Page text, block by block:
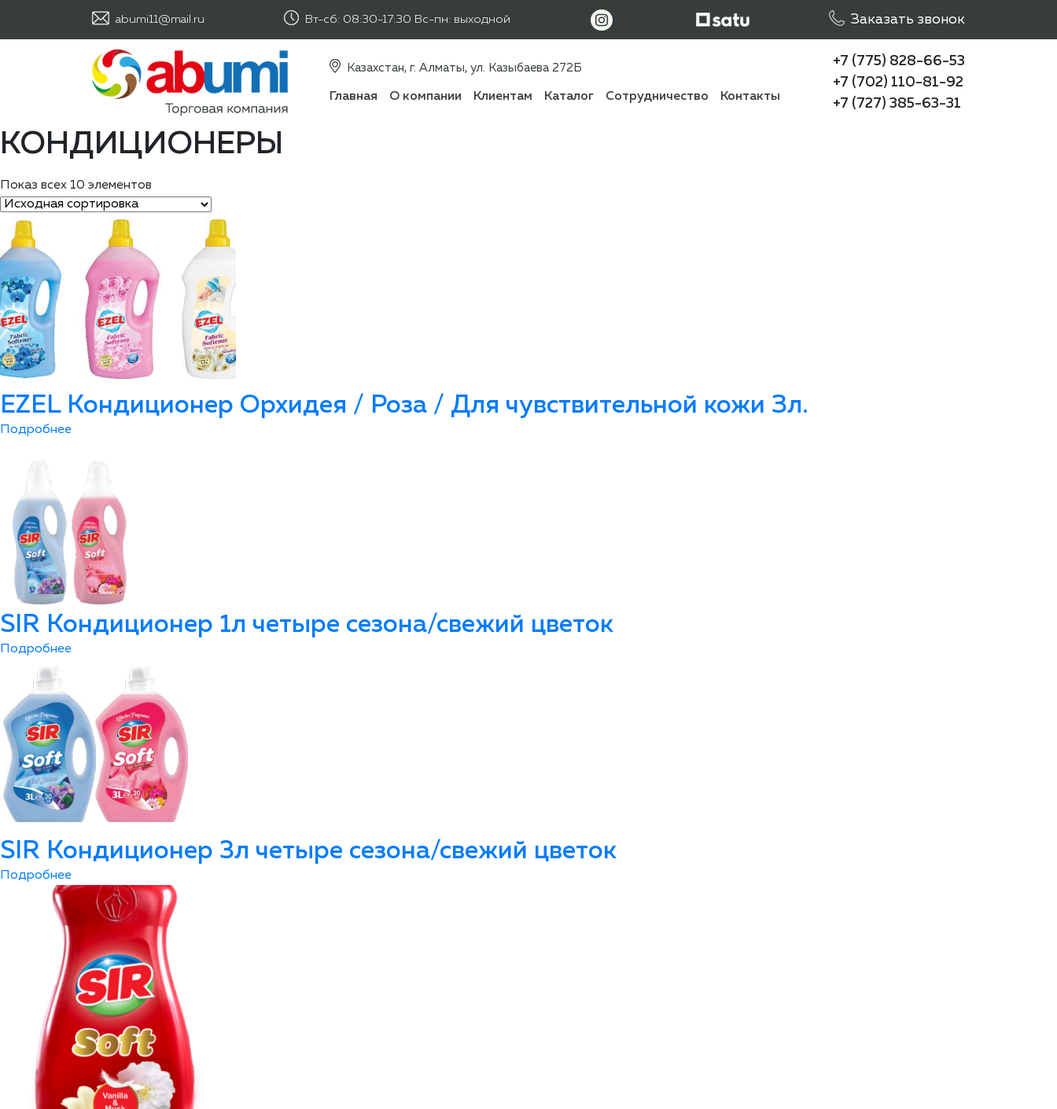
abumi11@mail.ru Вт-сб: 08:30-17:30 Вс-пн: выходной Заказать звонок
Казахстан, г. Алматы, ул. Казыбаева 272Б
Главная О компании Клиентам Каталог Сотрудничество Контакты
+7 (775) 828-66-53
+7 (702) 110-81-92
+7 (727) 385-63-31
КОНДИЦИОНЕРЫ
Показ всех 10 элементов
EZEL Кондиционер Орхидея / Роза / Для чувствительной кожи Зл.
Подробнее
SIR Кондиционер 1л четыре сезона/свежий цветок
Подробнее
SIR Кондиционер 3л четыре сезона/свежий цветок
Подробнее